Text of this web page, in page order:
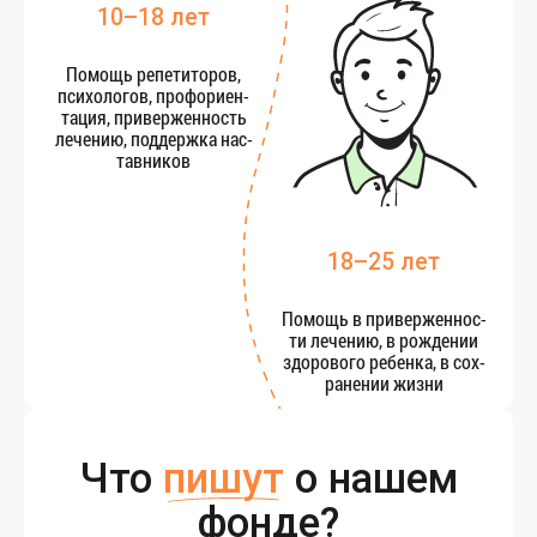
10–18 лет
По­мощь ре­пети­торов,
пси­холо­гов, про­фори­ен­
та­ция, при­вер­женность
ле­чению, под­дер­жка нас­
тавни­ков
18–25 лет
По­мощь в при­вер­женнос­
ти ле­чению, в рож­де­нии
здо­рово­го ре­бен­ка, в сох­
ра­нении жиз­ни
Что пишут о нашем
фонде?